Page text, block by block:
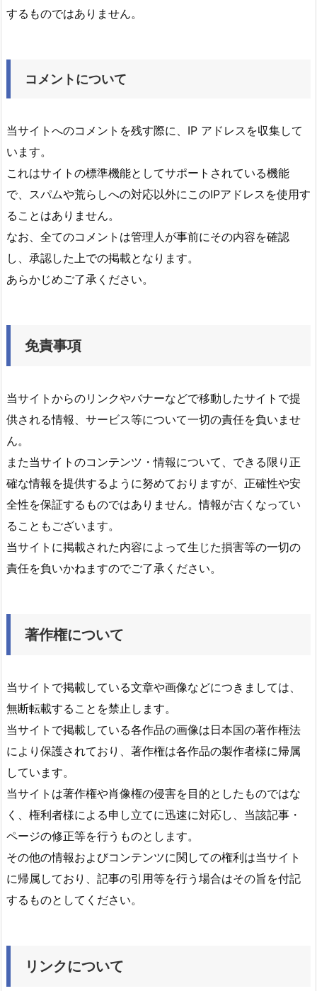
するものではありません。
コメントについて
当サイトへのコメントを残す際に、IP アドレスを収集して
います。
これはサイトの標準機能としてサポートされている機能
で、スパムや荒らしへの対応以外にこのIPアドレスを使用す
ることはありません。
なお、全てのコメントは管理人が事前にその内容を確認
し、承認した上での掲載となります。
あらかじめご了承ください。
免責事項
当サイトからのリンクやバナーなどで移動したサイトで提
供される情報、サービス等について一切の責任を負いませ
ん。
また当サイトのコンテンツ・情報について、できる限り正
確な情報を提供するように努めておりますが、正確性や安
全性を保証するものではありません。情報が古くなってい
ることもございます。
当サイトに掲載された内容によって生じた損害等の一切の
責任を負いかねますのでご了承ください。
著作権について
当サイトで掲載している文章や画像などにつきましては、
無断転載することを禁止します。
当サイトで掲載している各作品の画像は日本国の著作権法
により保護されており、著作権は各作品の製作者様に帰属
しています。
当サイトは著作権や肖像権の侵害を目的としたものではな
く、権利者様による申し立てに迅速に対応し、当該記事・
ページの修正等を行うものとします。
その他の情報およびコンテンツに関しての権利は当サイト
に帰属しており、記事の引用等を行う場合はその旨を付記
するものとしてください。
リンクについて